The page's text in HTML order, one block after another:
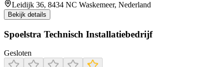
Leidijk 36, 8434 NC Waskemeer, Nederland
Bekijk details
Spoelstra Technisch Installatiebedrijf
Gesloten